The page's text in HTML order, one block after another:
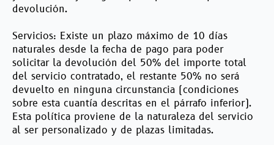
devolución.
Servicios: Existe un plazo máximo de 10 días
naturales desde la fecha de pago para poder
solicitar la devolución del 50% del importe total
del servicio contratado, el restante 50% no será
devuelto en ninguna circunstancia (condiciones
sobre esta cuantía descritas en el párrafo inferior).
Esta política proviene de la naturaleza del servicio
al ser personalizado y de plazas limitadas.